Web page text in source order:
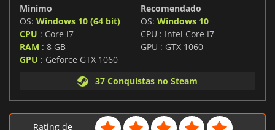
Mínimo
OS: Windows 10 (64 bit)
CPU : Core i7
RAM : 8 GB
GPU : Geforce GTX 1060
Recomendado
OS: Windows 10
CPU : Intel Core I7
GPU : GTX 1060
37 Conquistas no Steam
Rating de